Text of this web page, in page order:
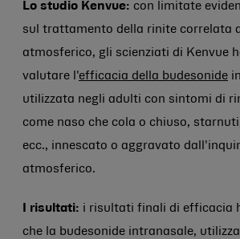
Lo studio Kenvue: con limitate
sul trattamento della rinite correlata
atmosferico, gli scienziati di Kenvue
valutare l'efficacia della budesonide
utilizzata negli adulti con sintomi di
come naso che cola o chiuso,
ecc., innescato o aggravato
atmosferico.
I risultati: i risultati finali di efficacia
che la budesonide intranasale,